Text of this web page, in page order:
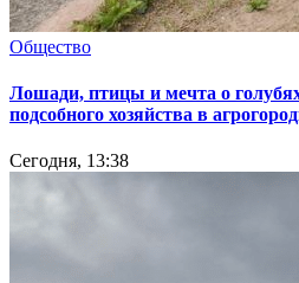
Общество
Лошади, птицы и мечта о
подсобного хозяйства в
Сегодня, 13:38